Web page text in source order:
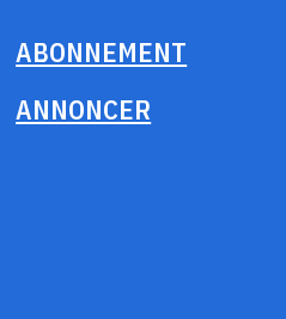
ABONNEMENT
ANNONCER